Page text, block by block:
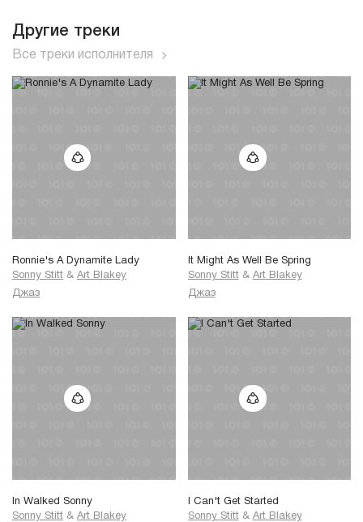
Другие треки
Все треки исполнителя
Ronnie's A Dynamite Lady
Sonny Stitt & Art Blakey
Джаз
It Might As Well Be Spring
Sonny Stitt & Art Blakey
Джаз
In Walked Sonny
Sonny Stitt & Art Blakey
I Can't Get Started
Sonny Stitt & Art Blakey